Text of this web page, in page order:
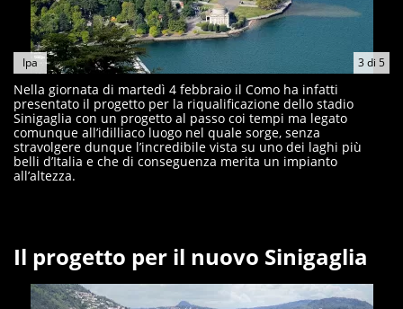
3di 5
Ipa
Nella giornata di martedì 4 febbraio il Como ha infatti
presentato il progetto per la riqualificazione dello stadio
Sinigaglia con un progetto al passo coi tempi ma legato
comunque all’idilliaco luogo nel quale sorge, senza
stravolgere dunque l’incredibile vista su uno dei laghi più
belli d’Italia e che di conseguenza merita un impianto
all’altezza.
Il progetto per il nuovo Sinigaglia